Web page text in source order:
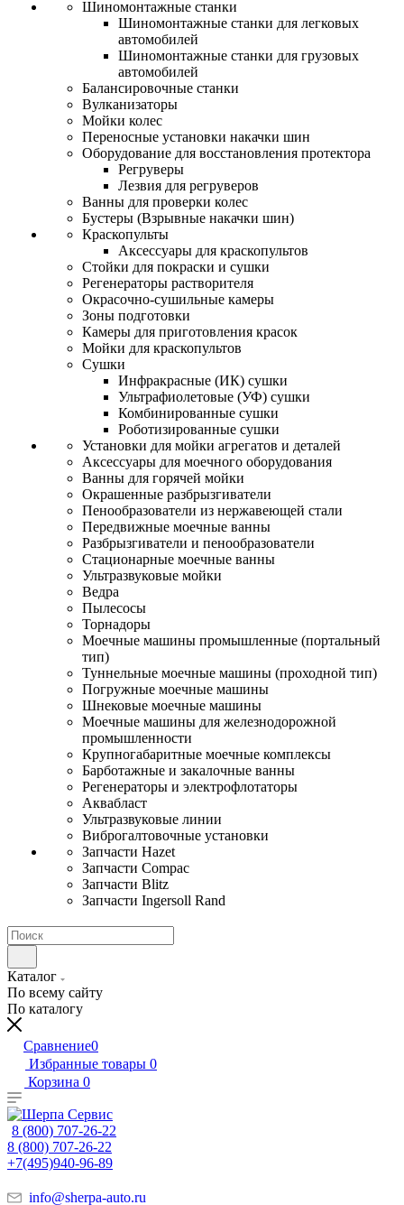
Шиномонтажные станки
Шиномонтажные станки для легковых
автомобилей
Шиномонтажные станки для грузовых
автомобилей
Балансировочные станки
Вулканизаторы
Мойки колес
Переносные установки накачки шин
Оборудование для восстановления протектора
Регруверы
Лезвия для регруверов
Ванны для проверки колес
Бустеры (Взрывные накачки шин)
Краскопульты
Аксессуары для краскопультов
Стойки для покраски и сушки
Регенераторы растворителя
Окрасочно-сушильные камеры
Зоны подготовки
Камеры для приготовления красок
Мойки для краскопультов
Сушки
Инфракрасные (ИК) сушки
Ультрафиолетовые (УФ) сушки
Комбинированные сушки
Роботизированные сушки
Установки для мойки агрегатов и деталей
Аксессуары для моечного оборудования
Ванны для горячей мойки
Окрашенные разбрызгиватели
Пенообразователи из нержавеющей стали
Передвижные моечные ванны
Разбрызгиватели и пенообразователи
Стационарные моечные ванны
Ультразвуковые мойки
Ведра
Пылесосы
Торнадоры
Моечные машины промышленные (портальный
тип)
Туннельные моечные машины (проходной тип)
Погружные моечные машины
Шнековые моечные машины
Моечные машины для железнодорожной
промышленности
Крупногабаритные моечные комплексы
Барботажные и закалочные ванны
Регенераторы и электрофлотаторы
Аквабласт
Ультразвуковые линии
Виброгалтовочные установки
Запчасти Hazet
Запчасти Compac
Запчасти Blitz
Запчасти Ingersoll Rand
Каталог
По всему сайту
По каталогу
Сравнение0
Избранные товары 0
Корзина 0
8 (800) 707-26-22
8 (800) 707-26-22
+7(495)940-96-89
info@sherpa-auto.ru